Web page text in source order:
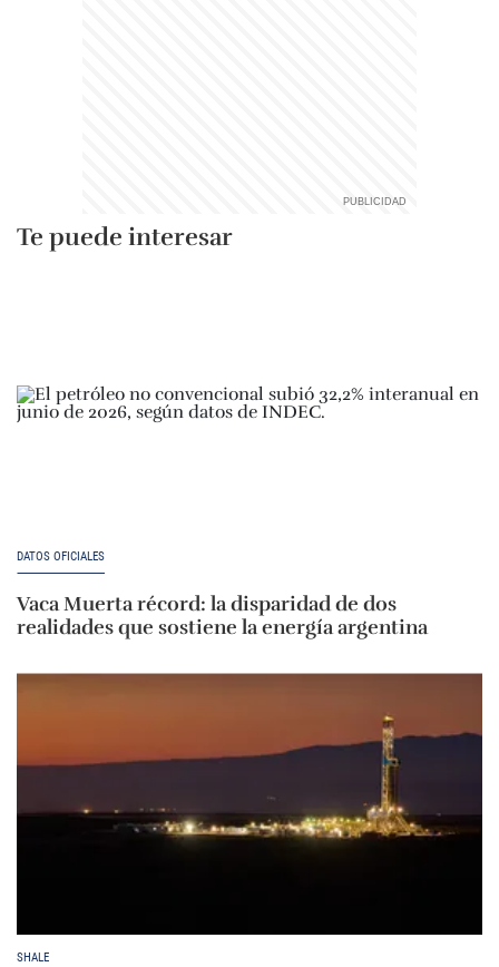
Te puede interesar
DATOS OFICIALES
Vaca Muerta récord: la disparidad de dos
realidades que sostiene la energía argentina
SHALE